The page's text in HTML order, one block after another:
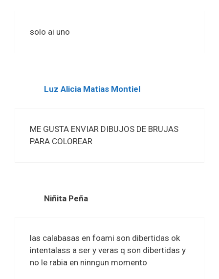
solo ai uno
Luz Alicia Matias Montiel
ME GUSTA ENVIAR DIBUJOS DE BRUJAS
PARA COLOREAR
Niñita Peña
las calabasas en foami son dibertidas ok
intentalass a ser y veras q son dibertidas y
no le rabia en ninngun momento